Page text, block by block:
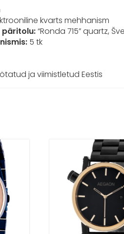
kvarts mehhanism
päritolu:“Ronda 715” quartz,
5 tk
ja viimistletud Eestis